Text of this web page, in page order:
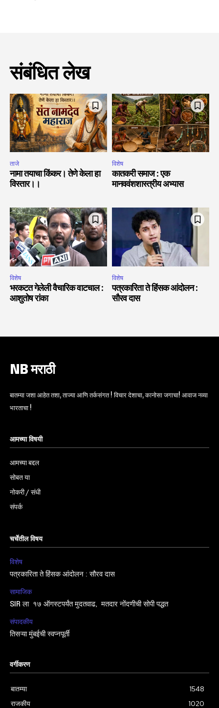
संबंधित लेख
ताजे
नामा तयाचा किंकर। तेणे केला हा
विस्तार।।
विशेष
कातकरी समाज : एक
मानववंशशास्त्रीय अभ्यास
विशेष
भरकटत गेलेली वैचारिक वाटचाल :
आशुतोष रांका
विशेष
पत्रकारिता ते हिंसक आंदोलन :
सौरव दास
NB मराठी
बातम्या जशा आहेत तशा, ताज्या आणि तर्कसंगत ! विचार देशाचा, कानोसा जगाचा! आवाज नव्या
भारताचा !
आमच्या विषयी
आमच्या बद्दल
सोबत या
नोकरी / संधी
संपर्क
चर्चेतील विषय
विशेष
पत्रकारिता ते हिंसक आंदोलन : सौरव दास
सामाजिक
SIR ला १७ ऑगस्टपर्यंत मुदतवाढ, मतदार नोंदणीची सोपी पद्धत
संपादकीय
तिसऱ्या मुंबईची स्वप्नपूर्ती
वर्गीकरण
बातम्या
1548
राजकीय
1020